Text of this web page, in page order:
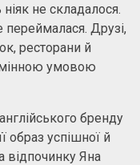
не складалося.
Друзі,
ресторани й
умовою
бренду
образ успішної й
відпочинку Яна